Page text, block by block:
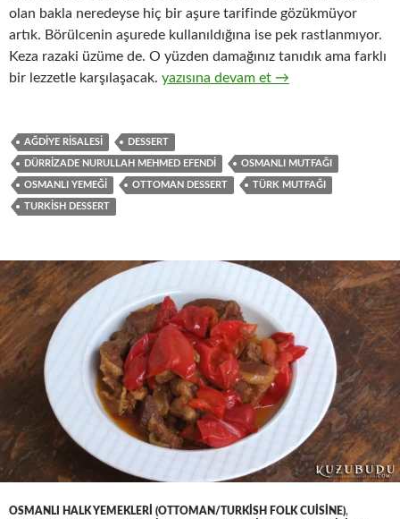
olan bakla neredeyse hiç bir aşure tarifinde gözükmüyor
artık. Börülcenin aşurede kullanıldığına ise pek rastlanmıyor.
Keza razaki üzüme de. O yüzden damağınız tanıdık ama farklı
bir lezzetle karşılaşacak. AŞURE – OSMANLI AŞURESİ
yazısına devam et →
AĞDIYE RISALESI DESSERT
DÜRRIZADE NURULLAH MEHMED EFENDI OSMANLI MUTFAĞI
OSMANLI YEMEĞI OTTOMAN DESSERT TÜRK MUTFAĞI
TURKISH DESSERT
OSMANLI HALK YEMEKLERI (OTTOMAN/TURKISH FOLK CUISINE),